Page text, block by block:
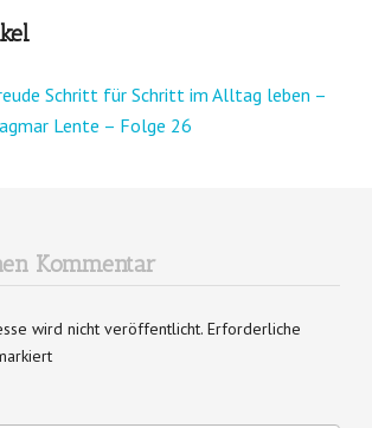
Schritt für Schritt im Alltag leben –
Lente – Folge 26
Kommentar
wird nicht veröffentlicht. Erforderliche